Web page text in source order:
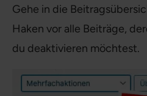
Gehe in die
Haken vor alle Beiträge,
du deaktivieren möchtest.